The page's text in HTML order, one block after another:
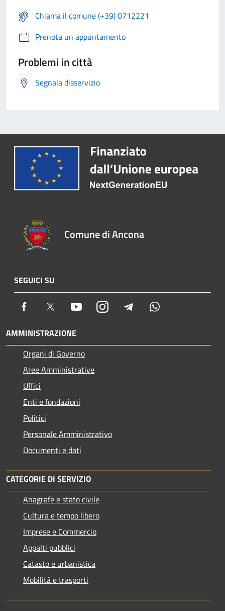
Chiama il comune (+39) 0712221
Prenota un appuntamento
Problemi in città
Segnala disservizio
Comune di Ancona
SEGUICI SU
Facebook Twitter YoutubeInstagram Telegram
AMMINISTRAZIONE
Organi di Governo
Aree Amministrative
Uffici
Enti e fondazioni
Politici
Personale Amministrativo
Documenti e dati
CATEGORIE DI SERVIZIO
Anagrafe e stato civile
Cultura e tempo libero
Imprese e Commercio
Appalti pubblici
Catasto e urbanistica
Mobilità e trasporti